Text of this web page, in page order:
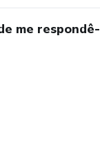
me